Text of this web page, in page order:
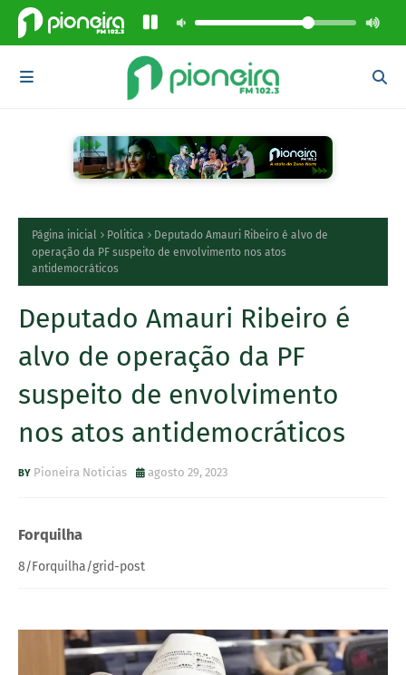
Página inicial Politica
Deputado Amauri Ribeiro é alvo de
operação da PF suspeito de envolvimento nos atos
antidemocráticos
Deputado Amauri Ribeiro é
alvo de operação da PF
suspeito de envolvimento
nos atos antidemocráticos
Pioneira Noticias agosto 29, 2023
Forquilha
8/Forquilha/grid-post